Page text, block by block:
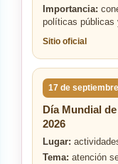
Importancia:
políticas públicas
Sitio oficial
17 de septiembre
Día Mundial
2026
Lugar:
Tema: atención